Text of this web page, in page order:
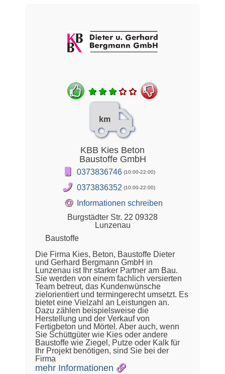
km
KBB Kies Beton
Baustoffe GmbH
0373836746 (10:00-22:00)
0373836352 (10:00-22:00)
@
Informationen schreiben
Burgstädter Str. 22 09328
Lunzenau
Baustoffe
Die Firma Kies, Beton, Baustoffe Dieter
und Gerhard Bergmann GmbH in
Lunzenau ist Ihr starker Partner am Bau.
Sie werden von einem fachlich versierten
Team betreut, das Kundenwünsche
zielorientiert und termingerecht umsetzt. Es
bietet eine Vielzahl an Leistungen an.
Dazu zählen beispielsweise die
Herstellung und der Verkauf von
Fertigbeton und Mörtel. Aber auch, wenn
Sie Schüttgüter wie Kies oder andere
Baustoffe wie Ziegel, Putze oder Kalk für
Ihr Projekt benötigen, sind Sie bei der
Firma
mehr Informationen